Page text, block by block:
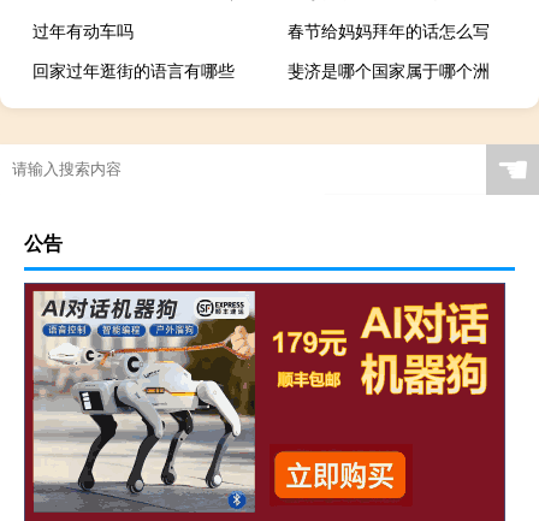
过年有动车吗
春节给妈妈拜年的话怎么写
回家过年逛街的语言有哪些
斐济是哪个国家属于哪个洲
☚
公告